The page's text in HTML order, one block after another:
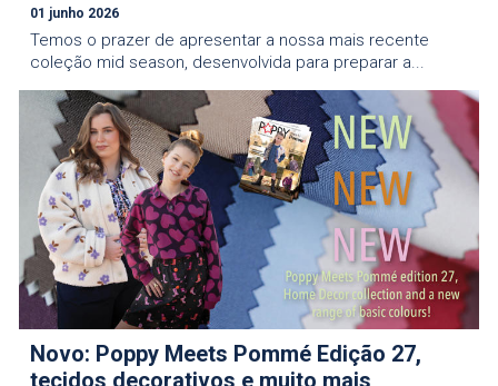
01 junho 2026
Temos o prazer de apresentar a nossa mais recente
coleção mid season, desenvolvida para preparar a...
Novo: Poppy Meets Pommé Edição 27,
tecidos decorativos e muito mais